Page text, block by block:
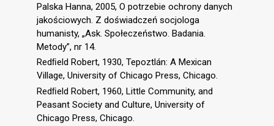
Palska Hanna, 2005, O potrzebie ochrony danych
jakościowych. Z doświadczeń socjologa
humanisty, „Ask. Społeczeństwo. Badania.
Metody”, nr 14.
Redﬁeld Robert, 1930, Tepoztlán: A Mexican
Village, University of Chicago Press, Chicago.
Redﬁeld Robert, 1960, Little Community, and
Peasant Society and Culture, University of
Chicago Press, Chicago.